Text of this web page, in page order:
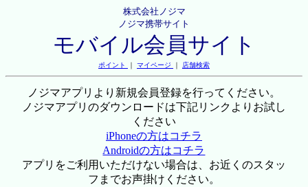
株式会社ノジマ
ノジマ携帯サイト
モバイル会員サイト
ポイント ｜ マイページ ｜ 店舗検索
ノジマアプリより新規会員登録を行ってください。
ノジマアプリのダウンロードは下記リンクよりお試し
ください
iPhoneの方はコチラ
Androidの方はコチラ
アプリをご利用いただけない場合は、お近くのスタッ
フまでお声掛けください。